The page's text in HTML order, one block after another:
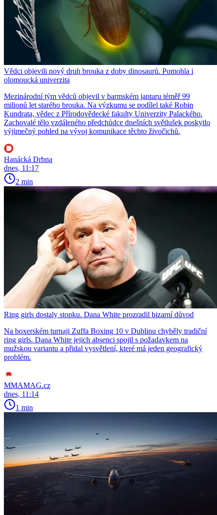
Vědci objevili nový druh brouka z doby dinosaurů. Pomohla i
olomoucká univerzita
Mezinárodní tým vědců objevil v barmském jantaru téměř 99
milionů let starého brouka. Na výzkumu se podílel také Robin
Kundrata, vědec z Přírodovědecké fakulty Univerzity Palackého.
Zachovalé tělo vzdáleného předchůdce dnešních světlušek poskytlo
výjimečný pohled na vývoj komunikace těchto živočichů.
Hanácká Drbna
dnes, 11:17
2 min
Ring girls dostaly stopku. Dana White prozradil bizarní důvod
Na boxerském turnaji Zuffa Boxing 10 v Dublinu chyběly tradiční
ring girls. Dana White jejich absenci spojil s požadavkem na
mužskou variantu a přidal vysvětlení, které má jeden geografický
problém.
MMAMAG.cz
dnes, 11:14
1 min